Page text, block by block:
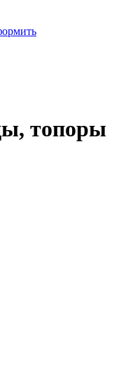
топоры